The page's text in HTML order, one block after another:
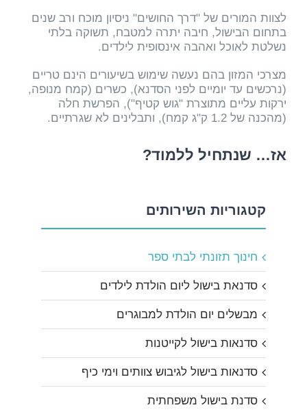
לצוות המורים של "דרך החושים" ניסיון מוכח ורב שנים
בתחום הבישול, חיבה יתרה למטבח, תשוקה בלתי
נשלטת לאוכל ואהבה אינסופית לילדים.
מצרכי המזון בהם נעשה שימוש בשיעורים הינם טריים
(נרכשים עד יומיים לפני הסדנא), כשרים (קמח מנופה,
ירקות עליים מתוצרת "גוש קטיף"), הפרשת חלה
(מהכנה של 1.2 ק"ג קמח), ותבלינים לא שגרתיים.
אז… שנתחיל ללמוד?
קטגוריות השירותים
חינוך תזונתי לבתי ספר
סדנאת בישול ליום הולדת לילדים
מבשלים יום הולדת למבוגרים
סדנאות בישול לקייטנות
סדנאות בישול לגיבוש צוותים וימי כיף
סדנת בישול משפחתית